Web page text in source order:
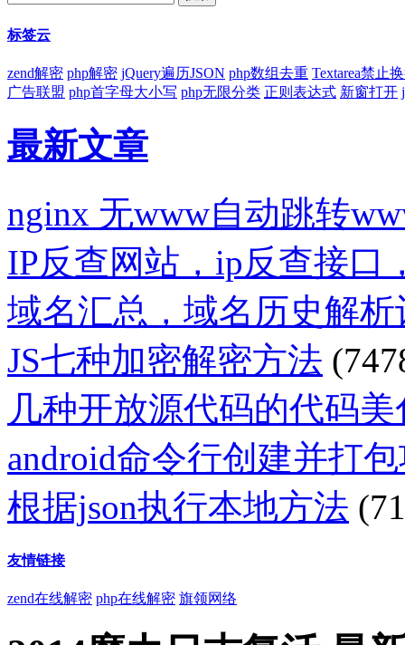
标签云
zend解密 php解密 jQuery遍历JSON php数组去重 Textarea禁止
广告联盟 php首字母大小写 php无限分类 正则表达式 新窗打开
最新文章
nginx 无www自动跳转
IP反查网站，ip反查接口
域名汇总，域名历史解
JS七种加密解密方法
几种开放源代码的代码
android命令行创建并打
根据json执行本地方法
友情链接
zend在线解密 php在线解密 旗领网络